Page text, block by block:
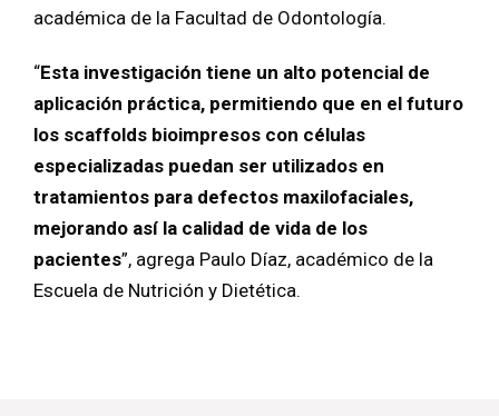
académica de la Facultad de Odontología.
“Esta investigación tiene un alto potencial de
aplicación práctica, permitiendo que en el futuro
los scaffolds bioimpresos con células
especializadas puedan ser utilizados en
tratamientos para defectos maxilofaciales,
mejorando así la calidad de vida de los
pacientes”, agrega Paulo Díaz, académico de la
Escuela de Nutrición y Dietética.